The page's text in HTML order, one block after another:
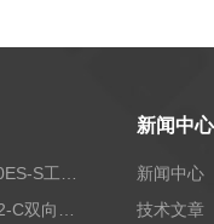
新闻中心
新闻中心
技术文章